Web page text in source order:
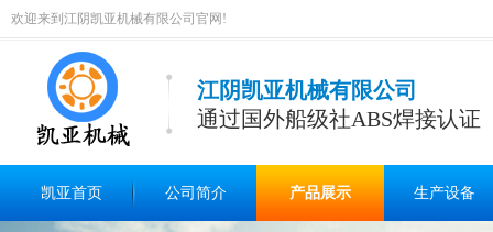
欢迎来到江阴凯亚机械有限公司官网!
江阴凯亚机械有限公司
通过国外船级社ABS焊接认证
凯亚首页 公司简介 产品展示 生产设备